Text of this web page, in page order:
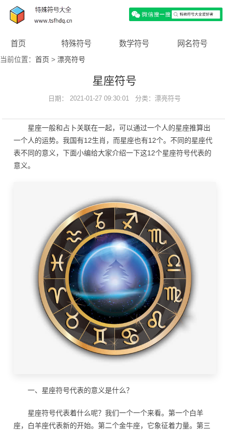
首页 特殊符号 数学符号 网名符号
当前位置： 首页 > 漂亮符号
星座符号
日期： 2021-01-27 09:30:01 分类：漂亮符号
星座一般和占卜关联在一起，可以通过一个人的星座推算出
一个人的运势。我国有12生肖，而星座也有12个。不同的星座代
表不同的意义，下面小编给大家介绍一下这12个星座符号代表的
意义。
一、星座符号代表的意义是什么？
星座符号代表着什么呢？我们一个一个来看。第一个白羊
座，白羊座代表新的开始。第二个金牛座，它象征着力量。第三